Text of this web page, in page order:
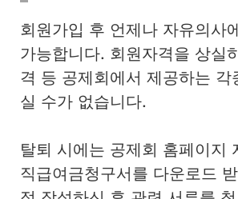
회원가입 후 언제나 자유의사
가능합니다. 회원자격을 상실
격 등 공제회에서 제공하는 각
실 수가 없습니다.
탈퇴 시에는 공제회 홈페이지
직급여금청구서를 다운로드